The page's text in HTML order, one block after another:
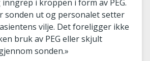
i kroppen i form av PEG.
sonden ut og personalet setter
vilje. Det foreligger ikke
bruk av PEG eller skjult
sonden.»